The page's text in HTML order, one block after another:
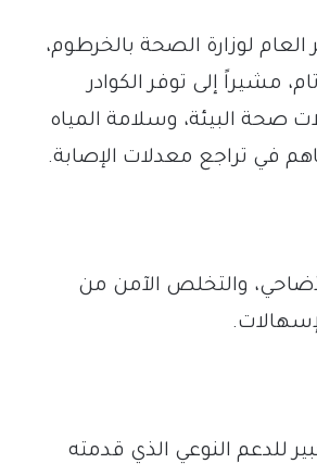
لوزارة الصحة بالخرطوم،
مشيراً إلى توفر الكوادر
صحة البيئة، وسلامة المياه
في تراجع معدلات الإصابة.
والتخلص الآمن من
للدعم النوعي الذي قدمته